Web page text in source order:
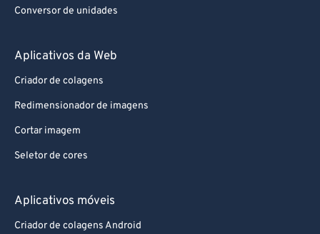
Conversor de unidades
Aplicativos da Web
Criador de colagens
Redimensionador de imagens
Cortar imagem
Seletor de cores
Aplicativos móveis
Criador de colagens Android